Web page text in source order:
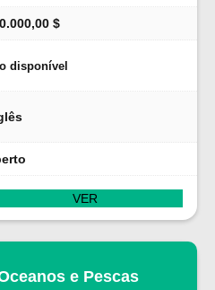
$
disponível
VER
e Pescas